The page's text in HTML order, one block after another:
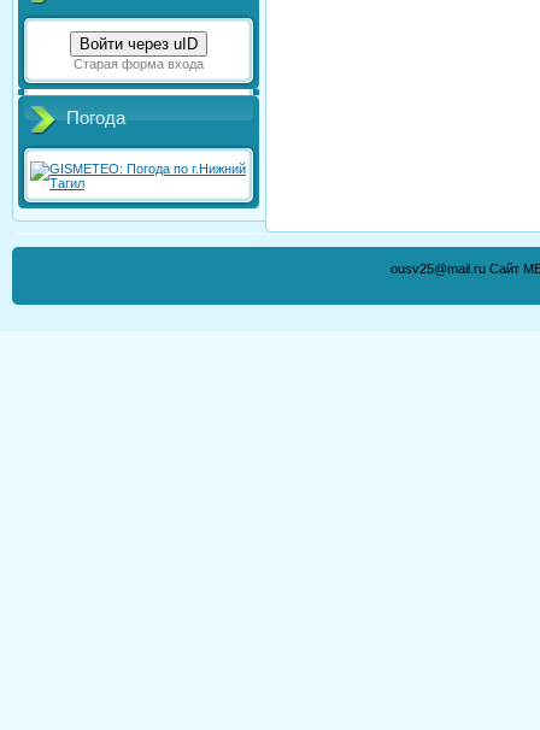
Войти через uID
Старая форма входа
Погода
ousv25@mail.ru Сайт